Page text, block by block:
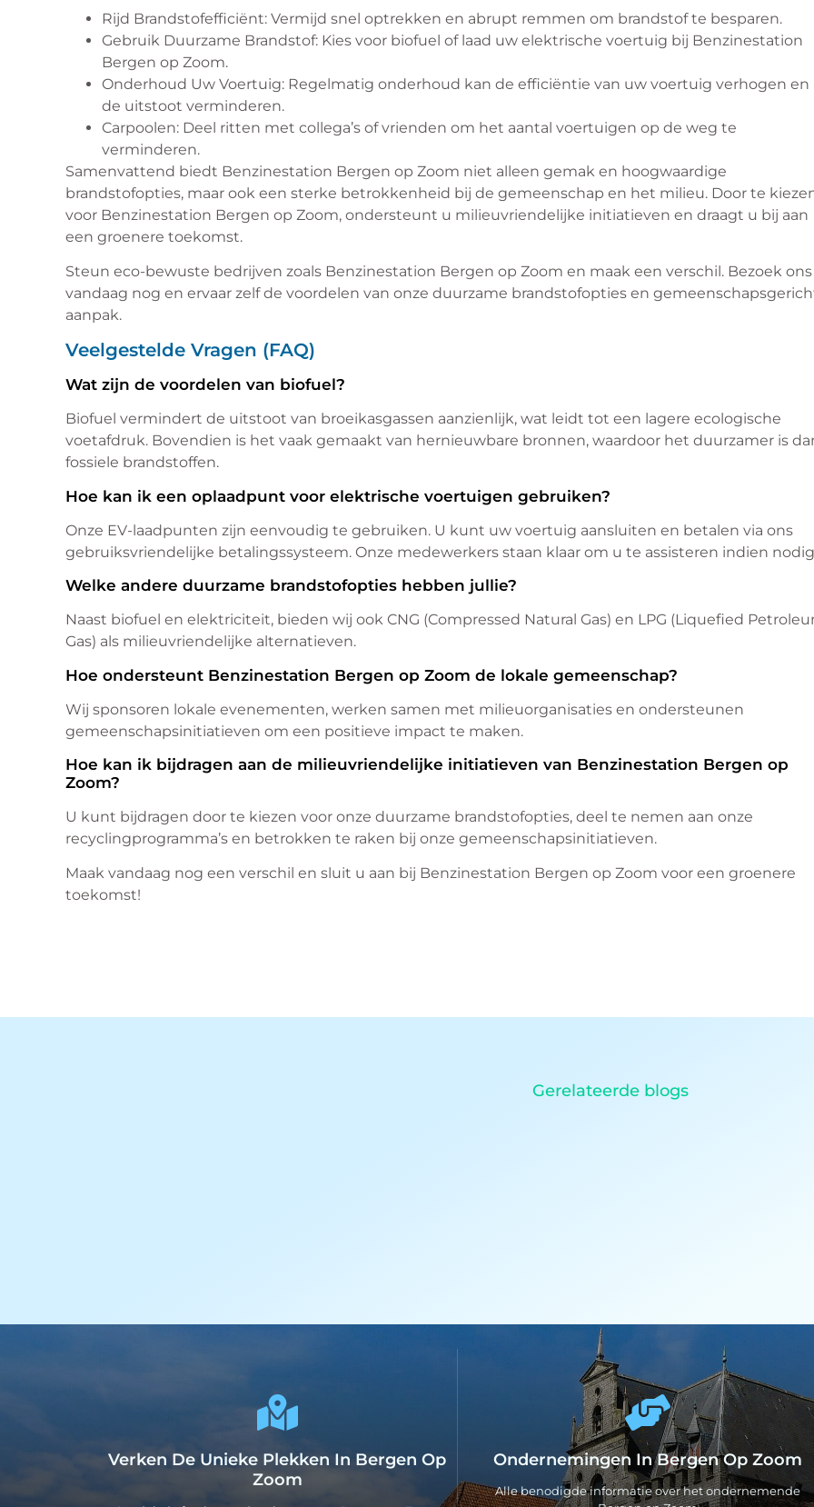
Rijd Brandstofefficiënt: Vermijd snel optrekken en abrupt remmen om brandstof te besparen.
Gebruik Duurzame Brandstof: Kies voor biofuel of laad uw elektrische voertuig bij Benzinestation
Bergen op Zoom.
Onderhoud Uw Voertuig: Regelmatig onderhoud kan de efficiëntie van uw voertuig verhogen en
de uitstoot verminderen.
Carpoolen: Deel ritten met collega’s of vrienden om het aantal voertuigen op de weg te
verminderen.
Samenvattend biedt Benzinestation Bergen op Zoom niet alleen gemak en hoogwaardige
brandstofopties, maar ook een sterke betrokkenheid bij de gemeenschap en het milieu. Door te
voor Benzinestation Bergen op Zoom, ondersteunt u milieuvriendelijke initiatieven en draagt u bij aan
een groenere toekomst.
Steun eco-bewuste bedrijven zoals Benzinestation Bergen op Zoom en maak een verschil. Bezoek ons
vandaag nog en ervaar zelf de voordelen van onze duurzame brandstofopties en
aanpak.
Veelgestelde Vragen (FAQ)
Wat zijn de voordelen van biofuel?
Biofuel vermindert de uitstoot van broeikasgassen aanzienlijk, wat leidt tot een lagere ecologische
voetafdruk. Bovendien is het vaak gemaakt van hernieuwbare bronnen, waardoor het duurzamer is
fossiele brandstoffen.
Hoe kan ik een oplaadpunt voor elektrische voertuigen gebruiken?
Onze EV-laadpunten zijn eenvoudig te gebruiken. U kunt uw voertuig aansluiten en betalen via ons
gebruiksvriendelijke betalingssysteem. Onze medewerkers staan klaar om u te assisteren indien
Welke andere duurzame brandstofopties hebben jullie?
Naast biofuel en elektriciteit, bieden wij ook CNG (Compressed Natural Gas) en LPG (Liquefied
Gas) als milieuvriendelijke alternatieven.
Hoe ondersteunt Benzinestation Bergen op Zoom de lokale gemeenschap?
Wij sponsoren lokale evenementen, werken samen met milieuorganisaties en ondersteunen
gemeenschapsinitiatieven om een positieve impact te maken.
Hoe kan ik bijdragen aan de milieuvriendelijke initiatieven van Benzinestation Bergen op
Zoom?
U kunt bijdragen door te kiezen voor onze duurzame brandstofopties, deel te nemen aan onze
recyclingprogramma’s en betrokken te raken bij onze gemeenschapsinitiatieven.
Maak vandaag nog een verschil en sluit u aan bij Benzinestation Bergen op Zoom voor een groenere
toekomst!
Gerelateerde blogs
Verken De Unieke Plekken In Bergen Op
Zoom
Ondernemingen In Bergen Op Zoom
Alle benodigde informatie over het ondernemende